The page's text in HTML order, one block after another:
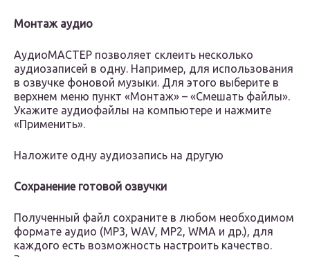
Монтаж аудио
АудиоМАСТЕР позволяет склеить несколько
аудиозаписей в одну. Например, для использования
в озвучке фоновой музыки. Для этого выберите в
верхнем меню пункт «Монтаж» – «Смешать файлы».
Укажите аудиофайлы на компьютере и нажмите
«Применить».
Наложите одну аудиозапись на другую
Сохранение готовой озвучки
Полученный файл сохраните в любом необходимом
формате аудио (MP3, WAV, MP2, WMA и др.), для
каждого есть возможность настроить качество.